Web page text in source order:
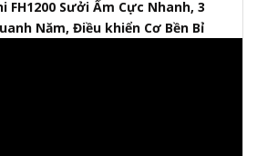
FH1200 Sưởi Ấm Cực Nhanh, 3
Năm, Điều khiển Cơ Bền Bỉ